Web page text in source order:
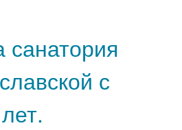
санатория
с